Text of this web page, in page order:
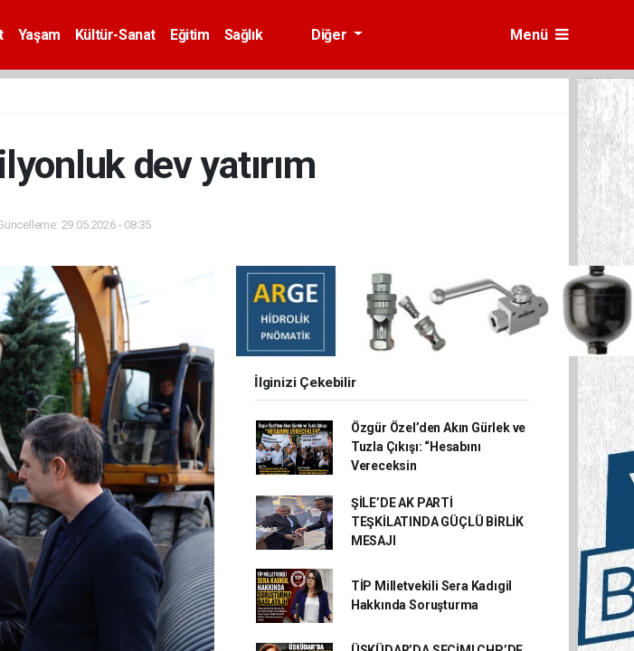
Yaşam Kültür-Sanat Eğitim
Sağlık
Diğer Menü
dev yatırım
29.05.2026 - 08:35
İlginizi Çekebilir
Özgür Özel’den Akın Gürlek ve
Tuzla Çıkışı: “Hesabını
Vereceksin
ŞİLE’DE AK PARTİ
TEŞKİLATINDA GÜÇLÜ BİRLİK
MESAJI
TİP Milletvekili Sera Kadıgil
Hakkında Soruşturma